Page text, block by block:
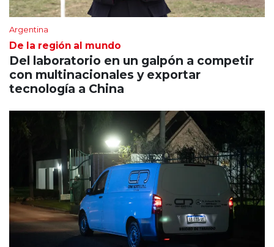
Argentina
De la región al mundo
Del laboratorio en un galpón a competir
con multinacionales y exportar
tecnología a China